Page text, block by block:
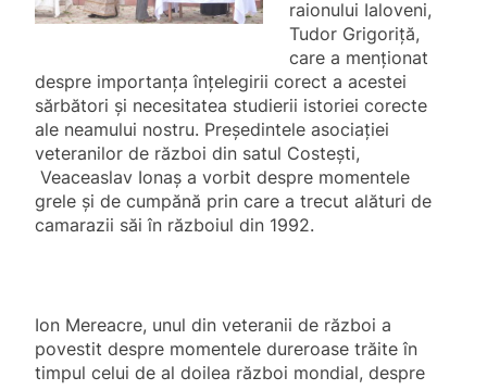
raionului Ialoveni,
Tudor Grigoriță,
care a menționat
despre importanța înțelegirii corect a acestei
sărbători și necesitatea studierii istoriei corecte
ale neamului nostru. Președintele asociației
veteranilor de război din satul Costești,
Veaceaslav Ionaș a vorbit despre momentele
grele și de cumpănă prin care a trecut alături de
camarazii săi în războiul din 1992.
Ion Mereacre, unul din veteranii de război a
povestit despre momentele dureroase trăite în
timpul celui de al doilea război mondial, despre